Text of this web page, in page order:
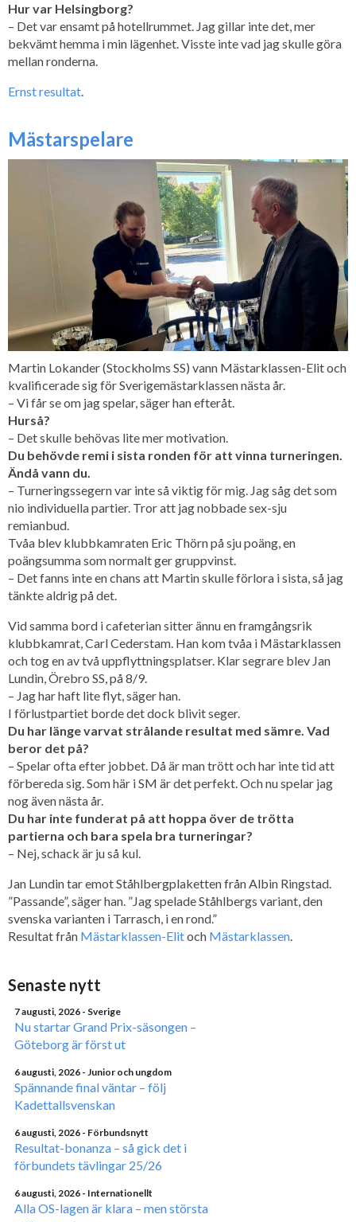
Hur var Helsingborg?
– Det var ensamt på hotellrummet. Jag gillar inte det, mer
bekvämt hemma i min lägenhet. Visste inte vad jag skulle göra
mellan ronderna.
Ernst resultat.
Mästarspelare
Martin Lokander (Stockholms SS) vann Mästarklassen-Elit och
kvalificerade sig för Sverigemästarklassen nästa år.
– Vi får se om jag spelar, säger han efteråt.
Hurså?
– Det skulle behövas lite mer motivation.
Du behövde remi i sista ronden för att vinna turneringen.
Ändå vann du.
– Turneringssegern var inte så viktig för mig. Jag såg det som
nio individuella partier. Tror att jag nobbade sex-sju
remianbud.
Tvåa blev klubbkamraten Eric Thörn på sju poäng, en
poängsumma som normalt ger gruppvinst.
– Det fanns inte en chans att Martin skulle förlora i sista, så jag
tänkte aldrig på det.
Vid samma bord i cafeterian sitter ännu en framgångsrik
klubbkamrat, Carl Cederstam. Han kom tvåa i Mästarklassen
och tog en av två uppflyttningsplatser. Klar segrare blev Jan
Lundin, Örebro SS, på 8/9.
– Jag har haft lite flyt, säger han.
I förlustpartiet borde det dock blivit seger.
Du har länge varvat strålande resultat med sämre. Vad
beror det på?
– Spelar ofta efter jobbet. Då är man trött och har inte tid att
förbereda sig. Som här i SM är det perfekt. Och nu spelar jag
nog även nästa år.
Du har inte funderat på att hoppa över de trötta
partierna och bara spela bra turneringar?
– Nej, schack är ju så kul.
Jan Lundin tar emot Ståhlbergplaketten från Albin Ringstad.
”Passande”, säger han. ”Jag spelade Ståhlbergs variant, den
svenska varianten i Tarrasch, i en rond.”
Resultat från Mästarklassen-Elitoch Mästarklassen.
Senaste nytt
7 augusti, 2026 - Sverige
Nu startar Grand Prix-säsongen –
Göteborg är först ut
6 augusti, 2026 - Junior och ungdom
Spännande final väntar – följ
Kadettallsvenskan
6 augusti, 2026 - Förbundsnytt
Resultat-bonanza – så gick det i
förbundets tävlingar 25/26
6 augusti, 2026 - Internationellt
Alla OS-lagen är klara – men största